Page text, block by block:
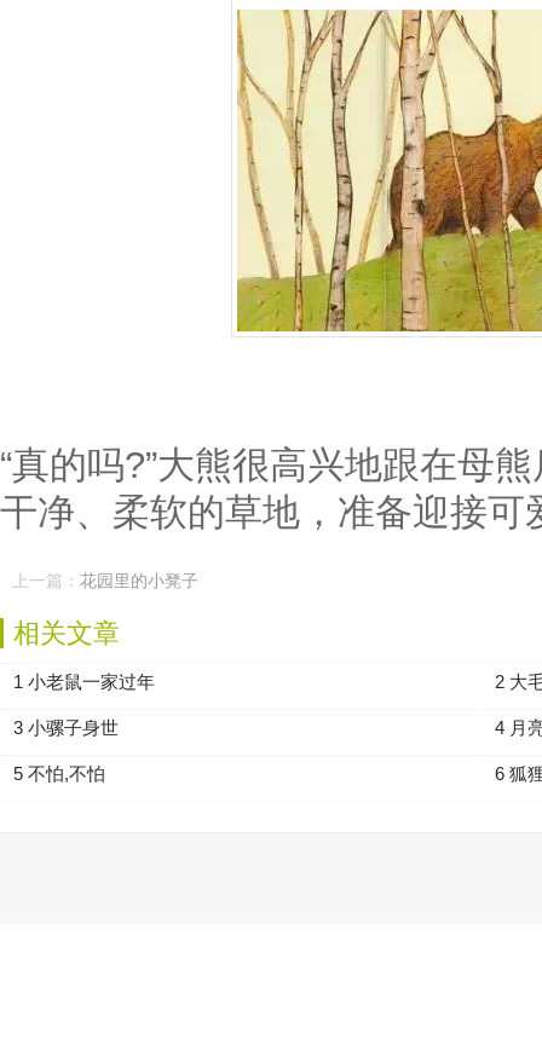
“真的吗?”大熊很高兴地跟在母
干净、柔软的草地，准备迎接可
上一篇： 花园里的小凳子
相关文章
1 小老鼠一家过年 2 大
3 小骡子身世 4 月
5 不怕,不怕 6 狐